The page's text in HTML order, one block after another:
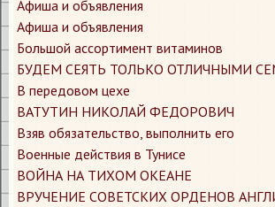
Афиша и объявления
Афиша и объявления
Большой ассортимент витаминов
БУДЕМ СЕЯТЬ ТОЛЬКО ОТЛИЧНЫМИ
В передовом цехе
ВАТУТИН НИКОЛАЙ ФЕДОРОВИЧ
Взяв обязательство, выполнить его
Военные действия в Тунисе
ВОЙНА НА ТИХОМ ОКЕАНЕ
ВРУЧЕНИЕ СОВЕТСКИХ ОРДЕНОВ